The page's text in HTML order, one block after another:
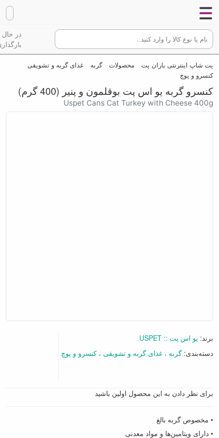
در حال
پت شاپ اینترنتی باران پت محصولات گربه
غذای گربه و تشویقی
کنسرو و پوچ
کنسرو گربه یو اس پت بوقلمون و پنیر (400 گرم)
Uspet Cans Cat Turkey with Cheese 400g
برند: یو اس پت :: USPET
دسته‌بندی: گربه غذای گربه و تشویقی کنسرو و پوچ
برای نظر دادن به این محصول اولین باشید
• مخصوص گربه بالغ
• دارای ویتامین‌ها و مواد معدنی